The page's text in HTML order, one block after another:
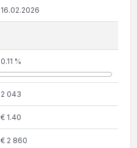
16.02.2026
0.11 %
2 043
€ 1.40
€ 2 860